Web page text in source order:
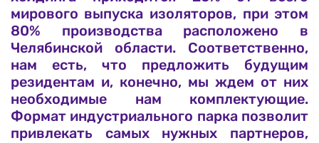
мирового выпуска изоляторов, при этом
80% производства расположено в
Челябинской области. Соответственно,
нам есть, что предложить будущим
резидентам и, конечно, мы ждем от них
необходимые нам комплектующие.
Формат индустриального парка позволит
привлекать самых нужных партнеров,